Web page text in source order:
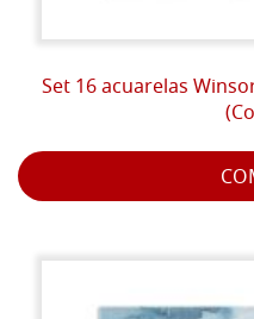
Set 16 acuarelas